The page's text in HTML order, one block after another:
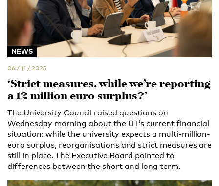
NEWS
06 / 11 / 2025
‘Strict measures, while we’re reporting
a 12 million euro surplus?’
The University Council raised questions on
Wednesday morning about the UT’s current financial
situation: while the university expects a multi-million-
euro surplus, reorganisations and strict measures are
still in place. The Executive Board pointed to
differences between the short and long term.